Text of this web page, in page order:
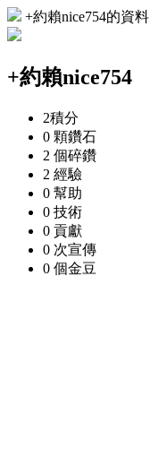
+約賴nice754的資料
+約賴nice754
2積分
0 顆鑽石
2 個碎鑽
2 經驗
0 幫助
0 技術
0 貢獻
0 次宣傳
0 個金豆